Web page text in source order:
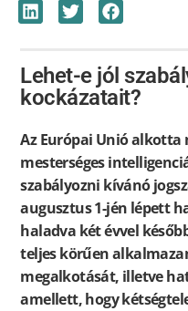
Lehet-e jól
kockázatait?
Az Európai Unió alkotta
mesterséges
szabályozni kívánó
augusztus 1-jén lépett
haladva két évvel
teljes körűen
megalkotását, illetve
amellett, hogy